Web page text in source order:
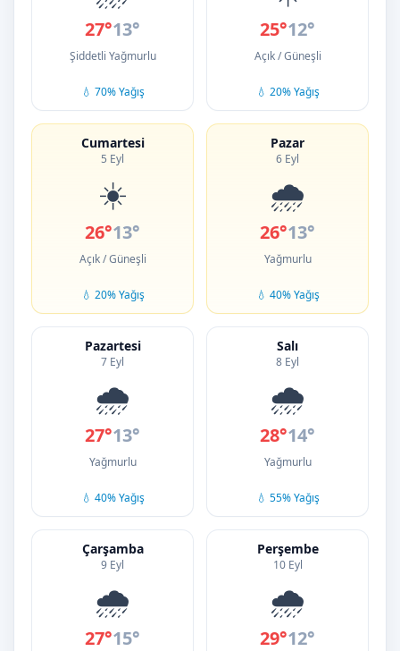
27°13°
Şiddetli Yağmurlu
💧 70% Yağış
25°12°
Açık / Güneşli
💧 20% Yağış
Cumartesi
5 Eyl
☀️
26°13°
Açık / Güneşli
💧 20% Yağış
Pazar
6 Eyl
🌧️
26°13°
Yağmurlu
💧 40% Yağış
Pazartesi
7 Eyl
🌧️
27°13°
Yağmurlu
💧 40% Yağış
Salı
8 Eyl
🌧️
28°14°
Yağmurlu
💧 55% Yağış
Çarşamba
9 Eyl
🌧️
27°15°
Perşembe
10 Eyl
🌧️
29°12°